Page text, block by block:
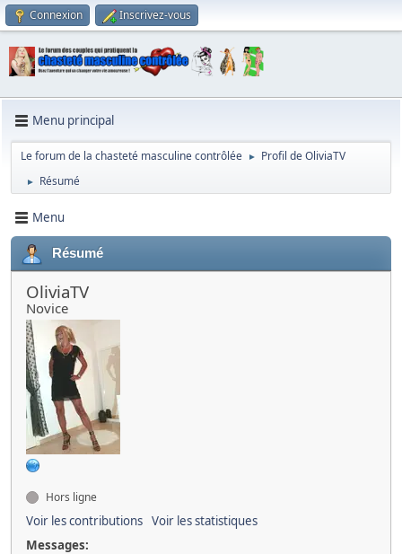
Connexion Inscrivez-vous
Menu principal
Le forum de la chasteté masculine contrôlée ► Profil de OliviaTV
► Résumé
Menu
Résumé
OliviaTV
Novice
Hors ligne
Voir les contributions Voir les statistiques
Messages: